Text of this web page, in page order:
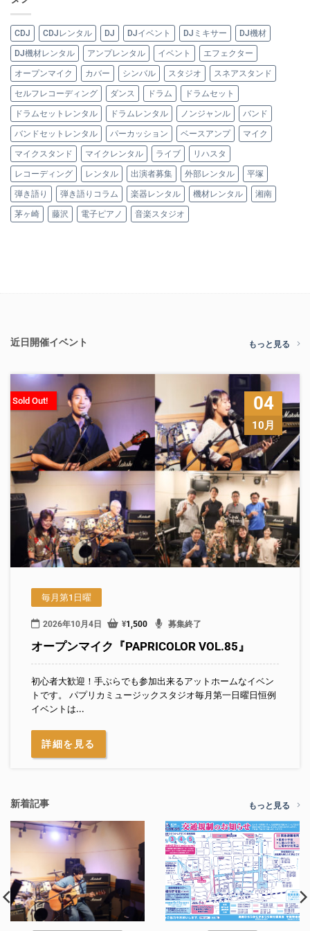
CDJ CDJレンタル DJ DJイベント DJミキサー DJ機材
DJ機材レンタル アンプレンタル イベント エフェクター
オープンマイク カバー シンバル スタジオ スネアスタンド
セルフレコーディング ダンス ドラム ドラムセット
ドラムセットレンタル ドラムレンタル ノンジャンル バンド
バンドセットレンタル パーカッション ベースアンプ マイク
マイクスタンド マイクレンタル ライブ リハスタ
レコーディング レンタル 出演者募集 外部レンタル 平塚
弾き語り 弾き語りコラム 楽器レンタル 機材レンタル 湘南
茅ヶ崎 藤沢 電子ピアノ 音楽スタジオ
近日開催イベント もっと見る
04
10月
Sold Out!
毎月第1日曜
2026年10月4日 ¥1,500 募集終了
オープンマイク『PAPRICOLOR VOL.85』
初心者大歓迎！手ぶらでも参加出来るアットホームなイベン
トです。 パプリカミュージックスタジオ毎月第一日曜日恒例
イベントは...
詳細を見る
新着記事 もっと見る